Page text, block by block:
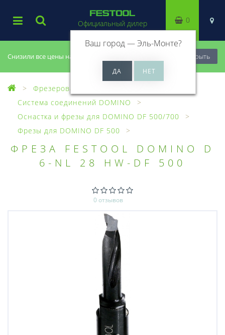
Снизили все цены на 20%, успей купить! Закрыть
Официальный дилер
Ваш город —Эль-Монте?
0
Фрезерование
Система соединений DOMINO
Оснастка и фрезы для DOMINO DF 500/700
Фрезы для DOMINO DF 500
ФРЕЗА FESTOOL DOMINO D
6-NL 28 HW-DF 500
0 отзывов